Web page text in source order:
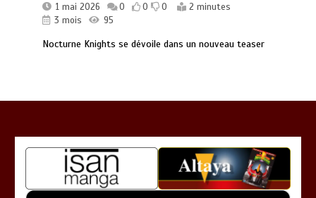
1 mai 2026
0 0 0
2 minutes
3 mois
95
Nocturne Knights se dévoile dans un nouveau teaser